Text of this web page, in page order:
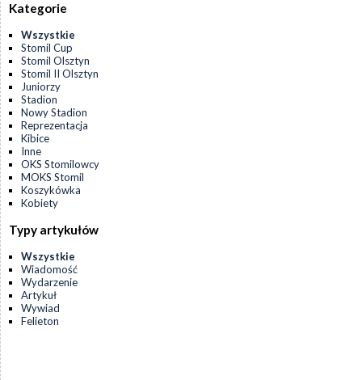
Kategorie
Wszystkie
Stomil Cup
Stomil Olsztyn
Stomil II Olsztyn
Juniorzy
Stadion
Nowy Stadion
Reprezentacja
Kibice
Inne
OKS Stomilowcy
MOKS Stomil
Koszykówka
Kobiety
Typy artykułów
Wszystkie
Wiadomość
Wydarzenie
Artykuł
Wywiad
Felieton